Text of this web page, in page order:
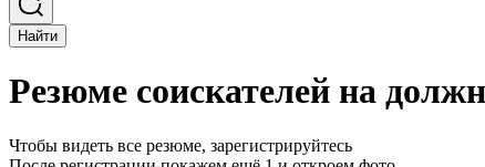
Найти
Резюме соискателей на
Чтобы видеть все резюме, зарегистрируйтесь